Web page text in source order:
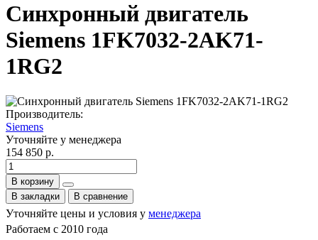
Синхронный двигатель
Siemens 1FK7032-2AK71-
1RG2
Производитель:
Siemens
Уточняйте у менеджера
154 850 р.
В корзину
В закладки
В сравнение
Уточняйте цены и условия у менеджера
Работаем с 2010 года